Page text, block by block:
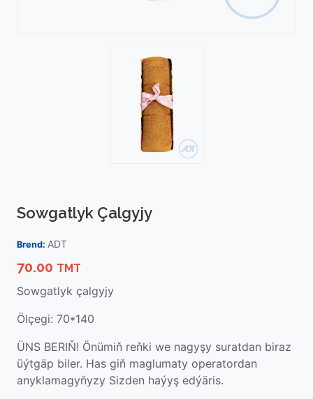
Sowgatlyk Çalgyjy
Brend: ADT
70.00 TMT
Sowgatlyk çalgyjy
Ölçegi: 70*140
ÜNS BERIŇ! Önümiň reňki we nagyşy suratdan biraz
üýtgäp biler. Has giň maglumaty operatordan
anyklamagyňyzy Sizden haýyş edýäris.